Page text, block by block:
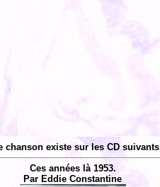
chanson existe sur les CD
Ces années là 1953.
Par Eddie Constantine